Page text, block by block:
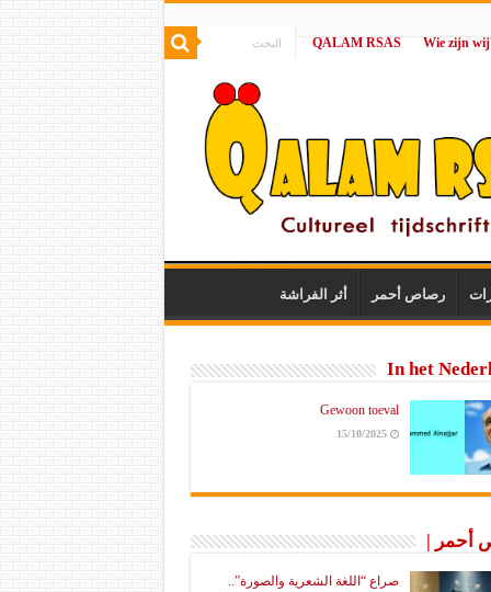
|
QALAM RSAS
رصاص أحمر أثر الفراشة
In het
Gewoon toeval
15/10/2025
أحمر |
صراع “اللغة الشعرية والصورة”..